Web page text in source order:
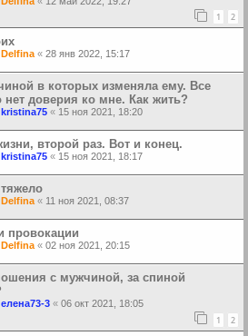
1 2
Delfina « 28 янв 2022, 15:17
в которых изменяла ему. Все
нет доверия ко мне. Как жить?
kristina75 « 15 ноя 2021, 18:20
второй раз. Вот и конец.
kristina75 « 15 ноя 2021, 18:17
Delfina « 11 ноя 2021, 08:37
провокации
Delfina « 02 ноя 2021, 20:15
с мужчиной, за спиной
елена73-3 « 06 окт 2021, 18:05
1 2